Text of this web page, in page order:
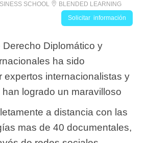
SCHOOL
BLENDED LEARNING
Solicitar información
Derecho Diplomático y
ha sido
expertos internacionalistas y
logrado un maravilloso
a distancia con las
mas de 40 documentales,